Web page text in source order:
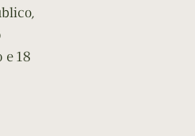
e 18